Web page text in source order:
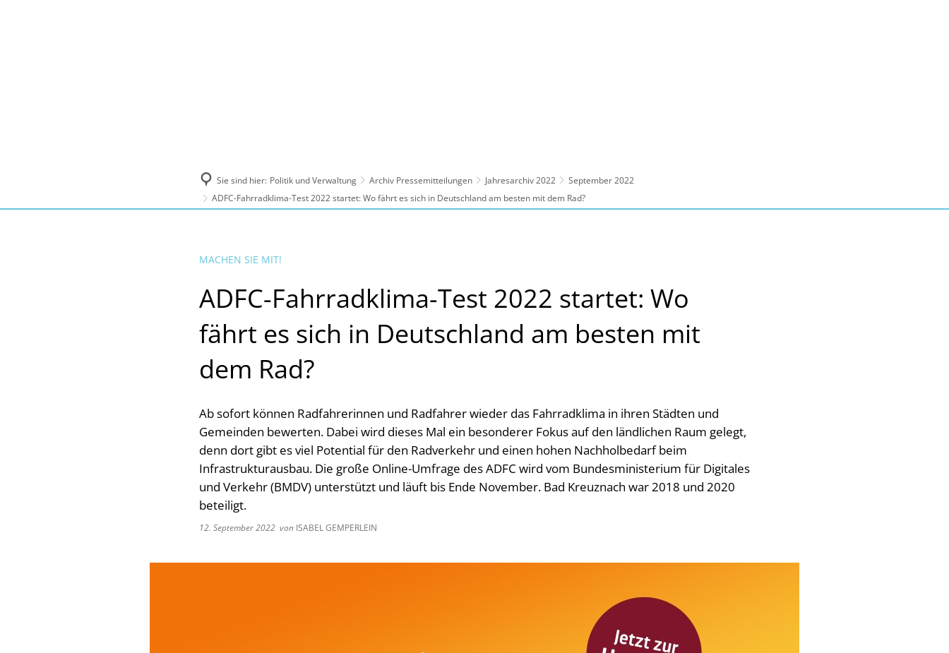
Sie sind hier: Politik und Verwaltung Archiv Pressemitteilungen Jahresarchiv 2022
September 2022
ADFC-Fahrradklima-Test 2022 startet: Wo fährt es sich in Deutschland am besten mit dem Rad?
MACHEN SIE MIT!
ADFC-Fahrradklima-Test 2022 startet: Wo
fährt es sich in Deutschland am besten mit
dem Rad?
Ab sofort können Radfahrerinnen und Radfahrer wieder das Fahrradklima in ihren Städten und
Gemeinden bewerten. Dabei wird dieses Mal ein besonderer Fokus auf den ländlichen Raum gelegt,
denn dort gibt es viel Potential für den Radverkehr und einen hohen Nachholbedarf beim
Infrastrukturausbau. Die große Online-Umfrage des ADFC wird vom Bundesministerium für Digitales
und Verkehr (BMDV) unterstützt und läuft bis Ende November. Bad Kreuznach war 2018 und 2020
beteiligt.
12. September 2022 von ISABEL GEMPERLEIN